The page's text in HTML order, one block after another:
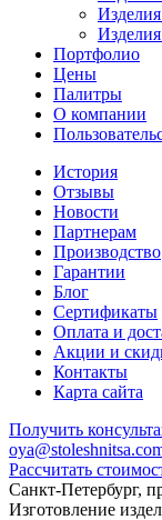
Изделия
Портфолио
Цены
Палитры
О компании
История
Отзывы
Новости
Партнерам
Производство
Гарантии
Блог
Сертификаты
Оплата и
Акции и
Контакты
Карта сайта
Получить
Рассчитать
Санкт-Петербург,
Изготовление